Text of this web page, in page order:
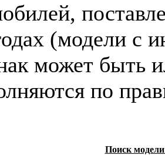
(модели с
может быть
по
Поиск